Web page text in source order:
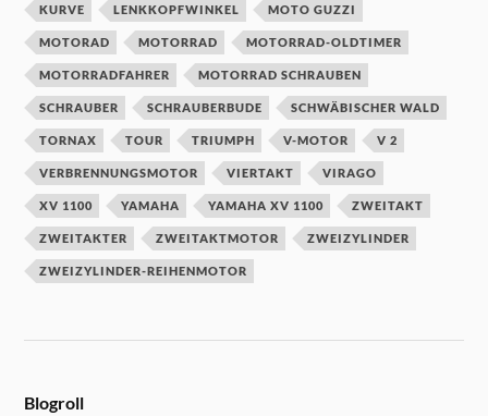
KURVE LENKKOPFWINKEL MOTO GUZZI
MOTORAD MOTORRAD MOTORRAD-OLDTIMER
MOTORRADFAHRER MOTORRAD SCHRAUBEN
SCHRAUBER SCHRAUBERBUDE SCHWÄBISCHER WALD
TORNAX TOUR TRIUMPH V-MOTOR V 2
VERBRENNUNGSMOTOR VIERTAKT VIRAGO
XV 1100 YAMAHA YAMAHA XV 1100 ZWEITAKT
ZWEITAKTER ZWEITAKTMOTOR ZWEIZYLINDER
ZWEIZYLINDER-REIHENMOTOR
Blogroll